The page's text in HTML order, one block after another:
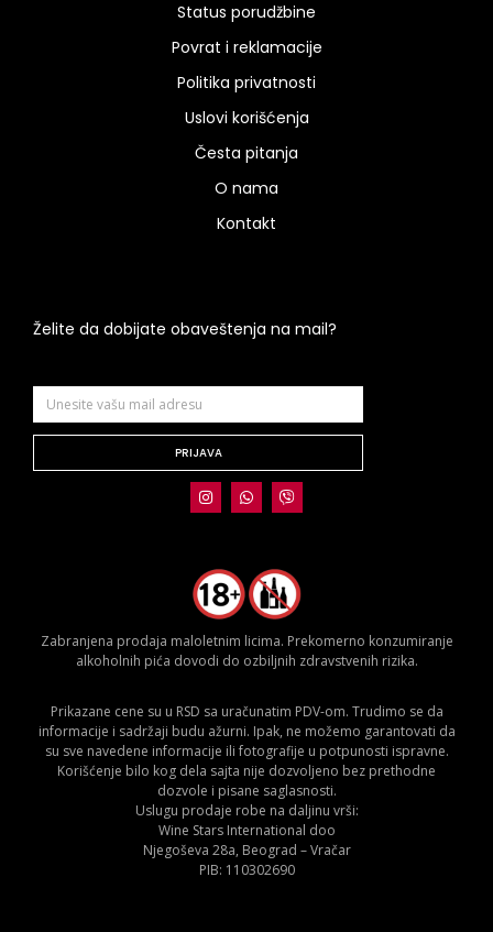
Status porudžbine
Povrat i reklamacije
Politika privatnosti
Uslovi korišćenja
Česta pitanja
O nama
Kontakt
Želite da dobijate obaveštenja na mail?
PRIJAVA
Zabranjena prodaja maloletnim licima. Prekomerno konzumiranje
alkoholnih pića dovodi do ozbiljnih zdravstvenih rizika.
Prikazane cene su u RSD sa uračunatim PDV-om. Trudimo se da
informacije i sadržaji budu ažurni. Ipak, ne možemo garantovati da
su sve navedene informacije ili fotografije u potpunosti ispravne.
Korišćenje bilo kog dela sajta nije dozvoljeno bez prethodne
dozvole i pisane saglasnosti.
Uslugu prodaje robe na daljinu vrši:
Wine Stars International doo
Njegoševa 28a, Beograd – Vračar
PIB: 110302690